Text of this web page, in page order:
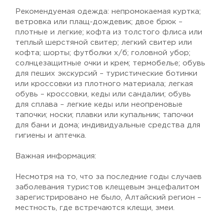
Рекомендуемая одежда: непромокаемая куртка;
ветровка или плащ-дождевик; двое брюк –
плотные и легкие; кофта из толстого флиса или
теплый шерстяной свитер; легкий свитер или
кофта; шорты; футболки х/б; головной убор;
солнцезащитные очки и крем; термобелье; обувь
для пеших экскурсий – туристические ботинки
или кроссовки из плотного материала; легкая
обувь – кроссовки, кеды или сандалии; обувь
для сплава – легкие кеды или неопреновые
тапочки; носки; плавки или купальник; тапочки
для бани и дома; индивидуальные средства для
гигиены и аптечка.
Важная информация:
Несмотря на то, что за последние годы случаев
заболевания туристов клещевым энцефалитом
зарегистрировано не было, Алтайский регион –
местность, где встречаются клещи, змеи.